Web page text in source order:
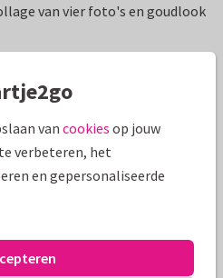
van vier foto's en goudlook
van cookies op jouw
verbeteren, het
en gepersonaliseerde